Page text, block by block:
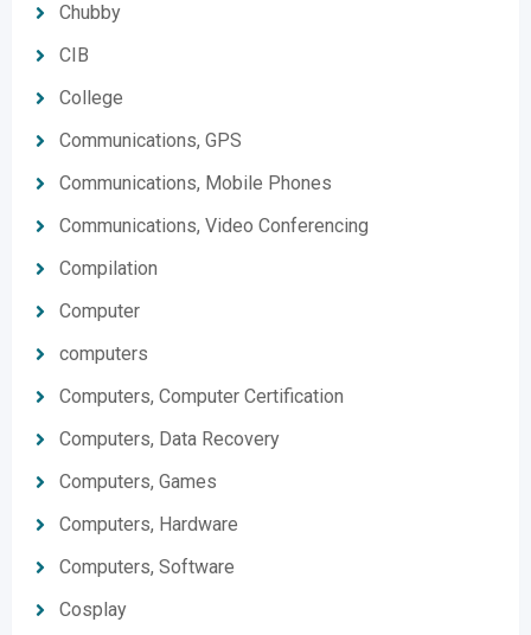
Chubby
CIB
College
Communications, GPS
Communications, Mobile Phones
Communications, Video Conferencing
Compilation
Computer
computers
Computers, Computer Certification
Computers, Data Recovery
Computers, Games
Computers, Hardware
Computers, Software
Cosplay